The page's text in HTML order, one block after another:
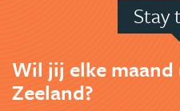
Stay
Wil jij elke
Zeeland?